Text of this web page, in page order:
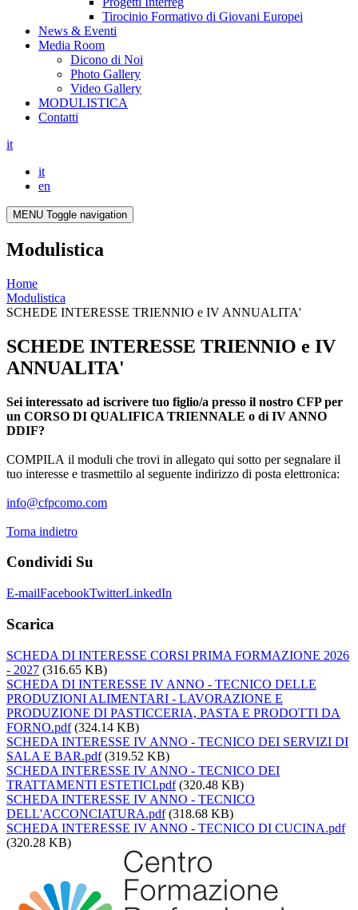
Tirocinio Formativo di Giovani Europei
News & Eventi
Media Room
Dicono di Noi
Photo Gallery
Video Gallery
MODULISTICA
Contatti
it
it
en
MENU Toggle navigation
Modulistica
Home
Modulistica
SCHEDE INTERESSE TRIENNIO e IV ANNUALITA'
SCHEDE INTERESSE TRIENNIO e IV
ANNUALITA'
Sei interessato ad iscrivere tuo figlio/a presso il nostro CFP per
un CORSO DI QUALIFICA TRIENNALE o di IV ANNO
DDIF?
COMPILA il moduli che trovi in allegato qui sotto per segnalare il
tuo interesse e trasmettilo al seguente indirizzo di posta elettronica:
info@cfpcomo.com
Torna indietro
Condividi Su
E-mailFacebookTwitterLinkedIn
Scarica
SCHEDA DI INTERESSE CORSI PRIMA FORMAZIONE 2026
- 2027 (316.65 KB)
SCHEDA DI INTERESSE IV ANNO - TECNICO DELLE
PRODUZIONI ALIMENTARI - LAVORAZIONE E
PRODUZIONE DI PASTICCERIA, PASTA E PRODOTTI DA
FORNO.pdf(324.14 KB)
SCHEDA INTERESSE IV ANNO - TECNICO DEI SERVIZI DI
SALA E BAR.pdf(319.52 KB)
SCHEDA INTERESSE IV ANNO - TECNICO DEI
TRATTAMENTI ESTETICI.pdf(320.48 KB)
SCHEDA INTERESSE IV ANNO - TECNICO
DELL'ACCONCIATURA.pdf(318.68 KB)
SCHEDA INTERESSE IV ANNO - TECNICO DI CUCINA.pdf
(320.28 KB)